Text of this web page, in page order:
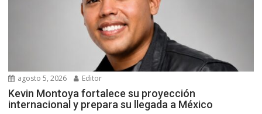
agosto 5, 2026 Editor
Kevin Montoya fortalece su proyección
internacional y prepara su llegada a México